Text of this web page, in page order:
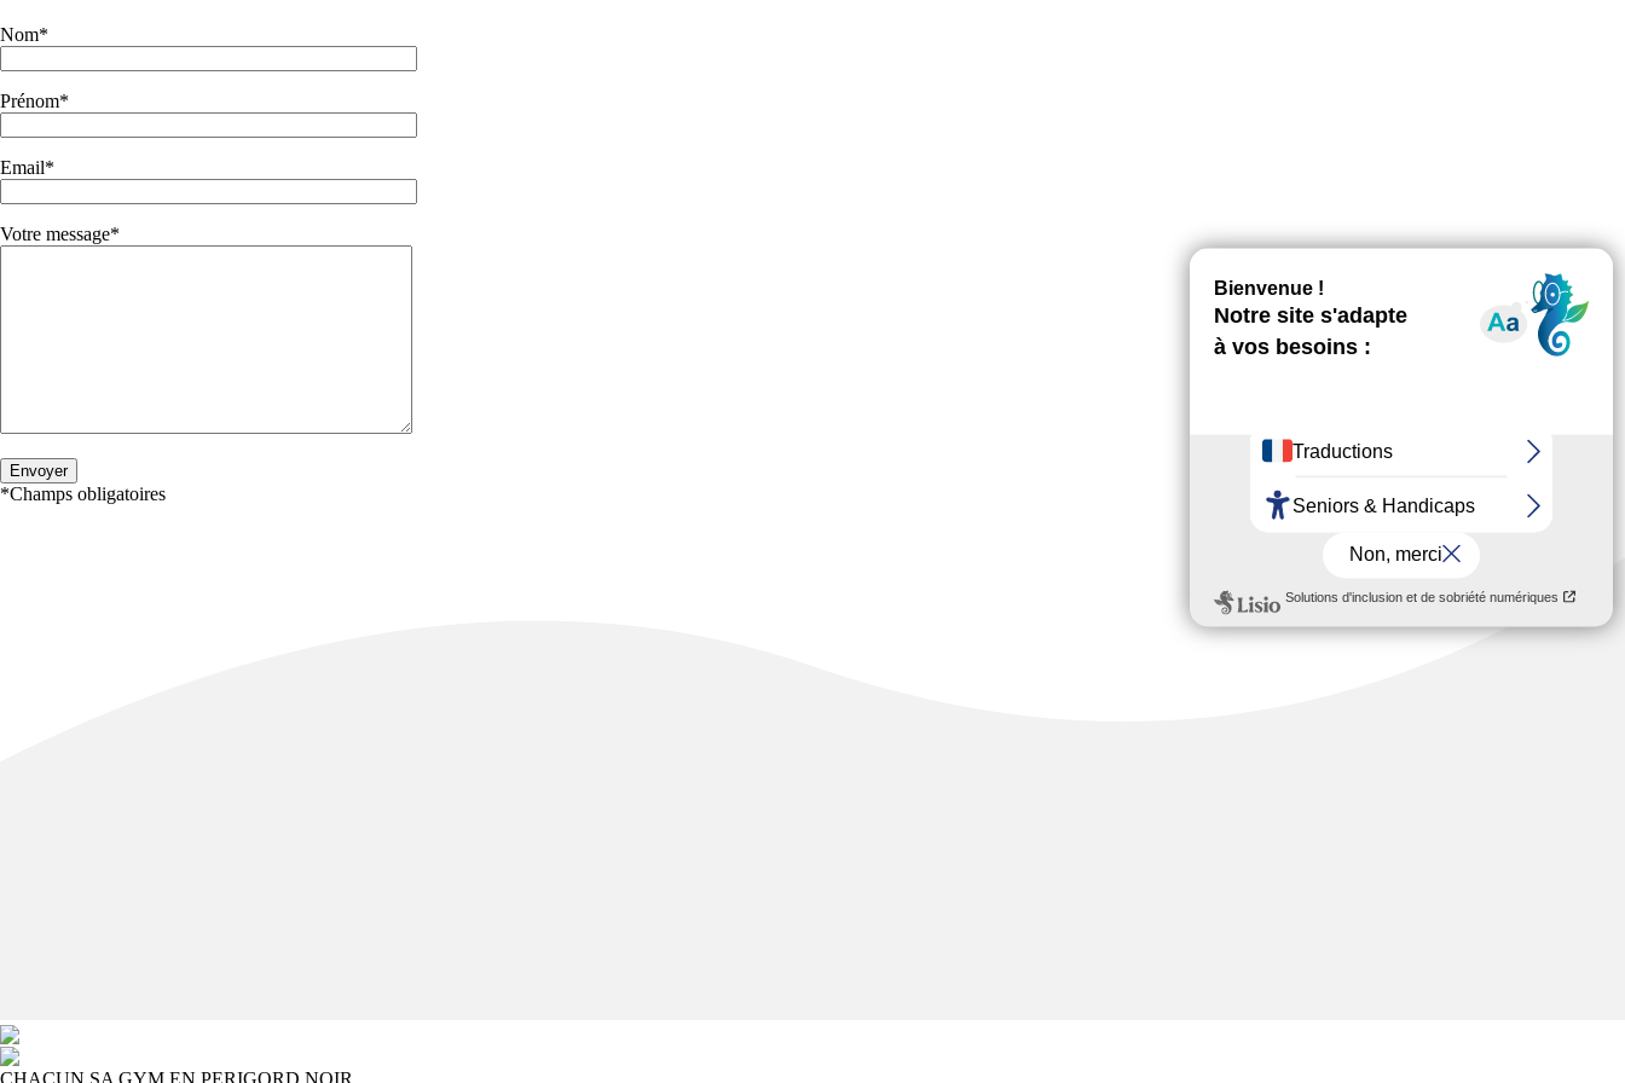
Nom*
Prénom*
Email*
Votre message*
*Champs obligatoires
CHACUN SA GYM EN PERIGORD NOIR